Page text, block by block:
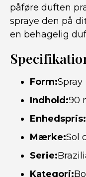
påføre duften
spraye den på
en behagelig
Form:Spray
Indhold:90
Enhedspris:
Mærke:Sol
Serie:
Kategori: